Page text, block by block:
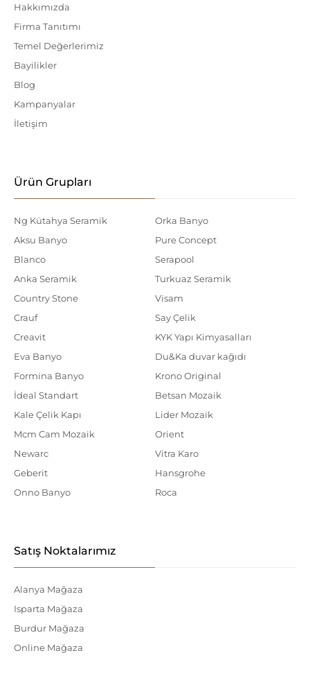
Hakkımızda
Firma Tanıtımı
Temel Değerlerimiz
Bayilikler
Blog
Kampanyalar
İletişim
Ürün Grupları
Ng Kütahya Seramik
Aksu Banyo
Blanco
Anka Seramik
Country Stone
Crauf
Creavit
Eva Banyo
Formina Banyo
İdeal Standart
Kale Çelik Kapı
Mcm Cam Mozaik
Newarc
Geberit
Onno Banyo
Orka Banyo
Pure Concept
Serapool
Turkuaz Seramik
Visam
Say Çelik
KYK Yapı Kimyasalları
Du&Ka duvar kağıdı
Krono Original
Betsan Mozaik
Lider Mozaik
Orient
Vitra Karo
Hansgrohe
Roca
Satış Noktalarımız
Alanya Mağaza
Isparta Mağaza
Burdur Mağaza
Online Mağaza